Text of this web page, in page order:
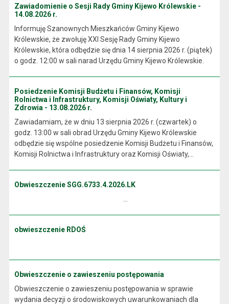
Zawiadomienie o Sesji Rady Gminy Kijewo Królewskie -
14.08.2026 r.
Informuję Szanownych Mieszkańców Gminy Kijewo
Królewskie, że zwołuję XXI Sesję Rady Gminy Kijewo
Królewskie, która odbędzie się dnia 14 sierpnia 2026 r. (piątek)
o godz. 12:00 w sali narad Urzędu Gminy Kijewo Królewskie.
Posiedzenie Komisji Budżetu i Finansów, Komisji
Rolnictwa i Infrastruktury, Komisji Oświaty, Kultury i
Zdrowia - 13.08.2026 r.
Zawiadamiam, że w dniu 13 sierpnia 2026 r. (czwartek) o
godz. 13:00 w sali obrad Urzędu Gminy Kijewo Królewskie
odbędzie się wspólne posiedzenie Komisji Budżetu i Finansów,
Komisji Rolnictwa i Infrastruktury oraz Komisji Oświaty,...
Obwieszczenie SGG.6733.4.2026.LK
obwieszczenie RDOŚ
Obwieszczenie o zawieszeniu postępowania
Obwieszczenie o zawieszeniu postępowania w sprawie
wydania decyzji o środowiskowych uwarunkowaniach dla